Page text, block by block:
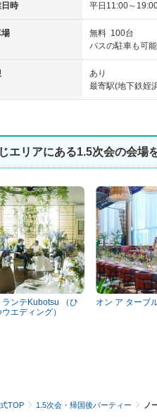
時 平日11:00～
無料 100台
バスの駐車も可能
あり
最寄駅(地下鉄姪
エリアにある1.5次会の会場
ランテKubotsu （ひ
エディング）
オン ア ターブ
TOP 1.5次会・帰国後パーティー ノ